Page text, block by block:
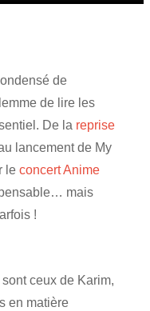
de
de lire les
De la reprise
lancement de My
le concert Anime
mais
!
ceux de Karim,
en matière